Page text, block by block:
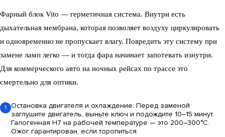
Фарный блок Vito — герметичная система. Внутри есть
дыхательная мембрана, которая позволяет воздуху циркулировать
и одновременно не пропускает влагу. Повредить эту систему при
замене ламп легко — и тогда фара начинает запотевать изнутри.
Для коммерческого авто на ночных рейсах по трассе это
смертельно для оптики.
1 Остановка двигателя и охлаждение. Перед заменой
заглушите двигатель, выньте ключ и подождите 10–15 минут.
Галогенная H7 на рабочей температуре — это 200–300°C.
Ожог гарантирован, если торопиться.